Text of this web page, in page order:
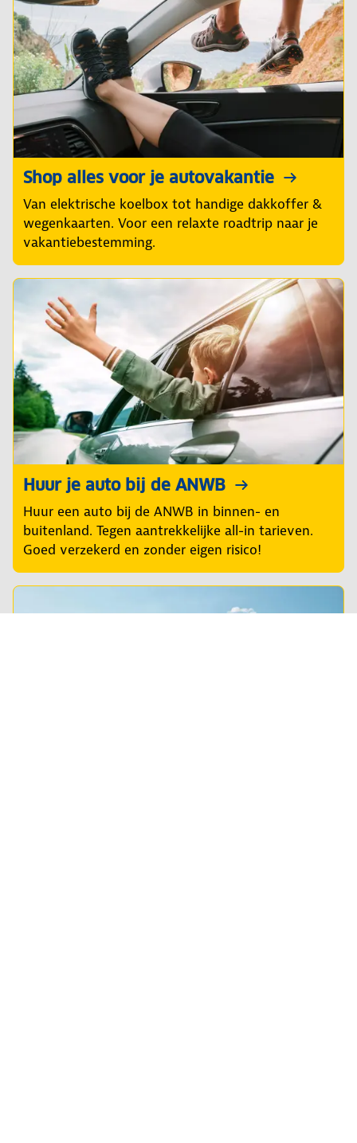
Shop alles voor je autovakantie
Van elektrische koelbox tot handige dakkoffer &
wegenkaarten. Voor een relaxte roadtrip naar je
vakantiebestemming.
Huur je auto bij de ANWB
Huur een auto bij de ANWB in binnen- en
buitenland. Tegen aantrekkelijke all-in tarieven.
Goed verzekerd en zonder eigen risico!